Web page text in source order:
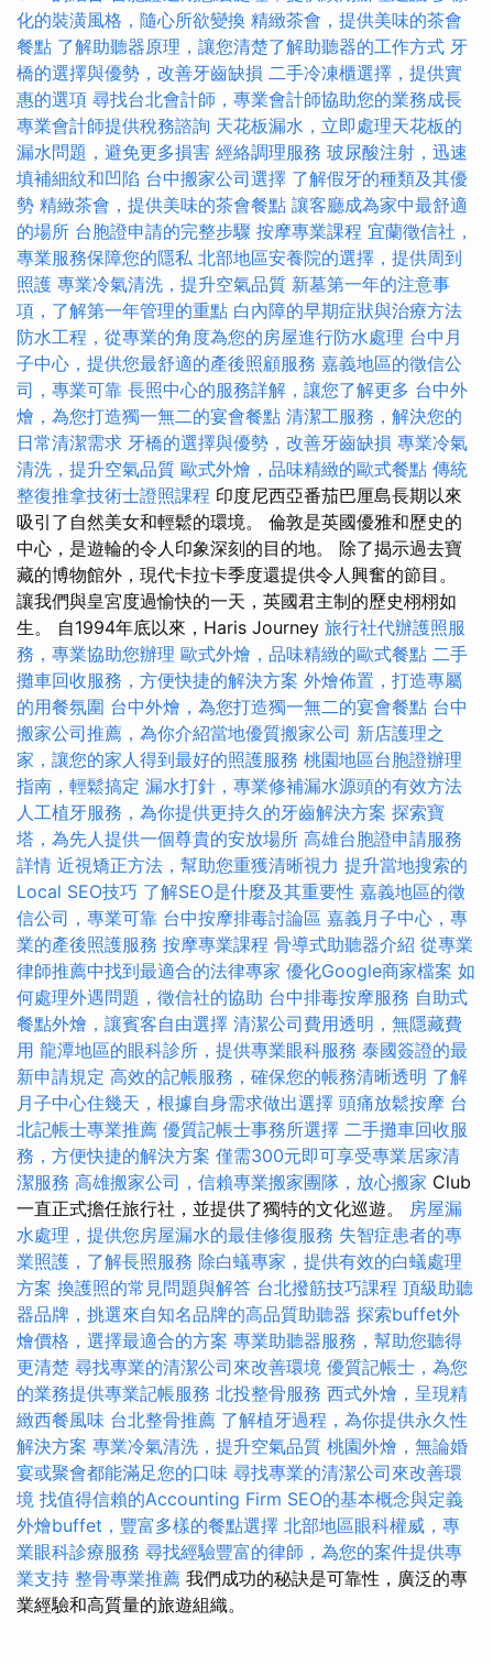
化的裝潢風格，隨心所欲變換 精緻茶會，提供美味的茶會
餐點 了解助聽器原理，讓您清楚了解助聽器的工作方式 牙
橋的選擇與優勢，改善牙齒缺損 二手冷凍櫃選擇，提供實
惠的選項 尋找台北會計師，專業會計師協助您的業務成長
專業會計師提供稅務諮詢 天花板漏水，立即處理天花板的
漏水問題，避免更多損害 經絡調理服務 玻尿酸注射，迅速
填補細紋和凹陷 台中搬家公司選擇 了解假牙的種類及其優
勢 精緻茶會，提供美味的茶會餐點 讓客廳成為家中最舒適
的場所 台胞證申請的完整步驟 按摩專業課程 宜蘭徵信社，
專業服務保障您的隱私 北部地區安養院的選擇，提供周到
照護 專業冷氣清洗，提升空氣品質 新墓第一年的注意事
項，了解第一年管理的重點 白內障的早期症狀與治療方法
防水工程，從專業的角度為您的房屋進行防水處理 台中月
子中心，提供您最舒適的產後照顧服務 嘉義地區的徵信公
司，專業可靠 長照中心的服務詳解，讓您了解更多 台中外
燴，為您打造獨一無二的宴會餐點 清潔工服務，解決您的
日常清潔需求 牙橋的選擇與優勢，改善牙齒缺損 專業冷氣
清洗，提升空氣品質 歐式外燴，品味精緻的歐式餐點 傳統
整復推拿技術士證照課程 印度尼西亞番茄巴厘島長期以來
吸引了自然美女和輕鬆的環境。 倫敦是英國優雅和歷史的
中心，是遊輪的令人印象深刻的目的地。 除了揭示過去寶
藏的博物館外，現代卡拉卡季度還提供令人興奮的節目。
讓我們與皇宮度過愉快的一天，英國君主制的歷史栩栩如
生。 自1994年底以來，Haris Journey 旅行社代辦護照服
務，專業協助您辦理 歐式外燴，品味精緻的歐式餐點 二手
攤車回收服務，方便快捷的解決方案 外燴佈置，打造專屬
的用餐氛圍 台中外燴，為您打造獨一無二的宴會餐點 台中
搬家公司推薦，為你介紹當地優質搬家公司 新店護理之
家，讓您的家人得到最好的照護服務 桃園地區台胞證辦理
指南，輕鬆搞定 漏水打針，專業修補漏水源頭的有效方法
人工植牙服務，為你提供更持久的牙齒解決方案 探索寶
塔，為先人提供一個尊貴的安放場所 高雄台胞證申請服務
詳情 近視矯正方法，幫助您重獲清晰視力 提升當地搜索的
Local SEO技巧 了解SEO是什麼及其重要性 嘉義地區的徵
信公司，專業可靠 台中按摩排毒討論區 嘉義月子中心，專
業的產後照護服務 按摩專業課程 骨導式助聽器介紹 從專業
律師推薦中找到最適合的法律專家 優化Google商家檔案 如
何處理外遇問題，徵信社的協助 台中排毒按摩服務 自助式
餐點外燴，讓賓客自由選擇 清潔公司費用透明，無隱藏費
用 龍潭地區的眼科診所，提供專業眼科服務 泰國簽證的最
新申請規定 高效的記帳服務，確保您的帳務清晰透明 了解
月子中心住幾天，根據自身需求做出選擇 頭痛放鬆按摩 台
北記帳士專業推薦 優質記帳士事務所選擇 二手攤車回收服
務，方便快捷的解決方案 僅需300元即可享受專業居家清
潔服務 高雄搬家公司，信賴專業搬家團隊，放心搬家 Club
一直正式擔任旅行社，並提供了獨特的文化巡遊。 房屋漏
水處理，提供您房屋漏水的最佳修復服務 失智症患者的專
業照護，了解長照服務 除白蟻專家，提供有效的白蟻處理
方案 換護照的常見問題與解答 台北撥筋技巧課程 頂級助聽
器品牌，挑選來自知名品牌的高品質助聽器 探索buffet外
燴價格，選擇最適合的方案 專業助聽器服務，幫助您聽得
更清楚 尋找專業的清潔公司來改善環境 優質記帳士，為您
的業務提供專業記帳服務 北投整骨服務 西式外燴，呈現精
緻西餐風味 台北整骨推薦 了解植牙過程，為你提供永久性
解決方案 專業冷氣清洗，提升空氣品質 桃園外燴，無論婚
宴或聚會都能滿足您的口味 尋找專業的清潔公司來改善環
境 找值得信賴的Accounting Firm SEO的基本概念與定義
外燴buffet，豐富多樣的餐點選擇 北部地區眼科權威，專
業眼科診療服務 尋找經驗豐富的律師，為您的案件提供專
業支持 整骨專業推薦 我們成功的秘訣是可靠性，廣泛的專
業經驗和高質量的旅遊組織。